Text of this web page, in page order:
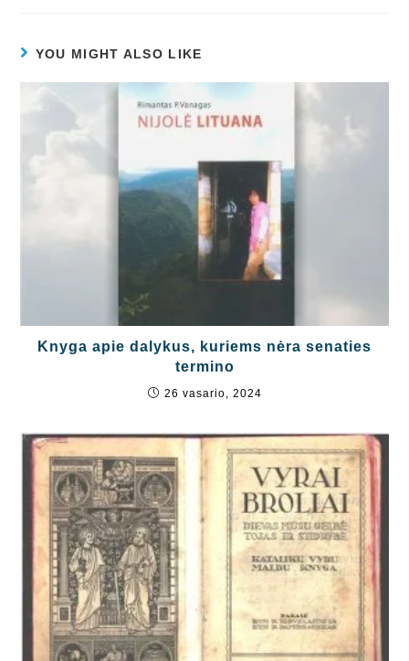
YOU MIGHT ALSO LIKE
Knyga apie dalykus, kuriems nėra senaties
termino
26 vasario, 2024